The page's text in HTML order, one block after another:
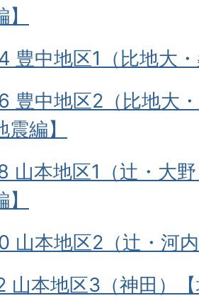
豊中地区1（比地大
豊中地区2（比地大
編】
山本地区1（辻・大
山本地区2（辻・河
山本地区3（神田）